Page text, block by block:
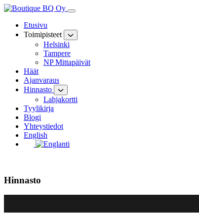
Hyppää
Etusivu
Toimipisteet
Helsinki
Tampere
NP Mittapäivät
Häät
Ajanvaraus
Hinnasto
Lahjakortti
Tyylikirja
Blogi
Yhteystiedot
English
Hinnasto